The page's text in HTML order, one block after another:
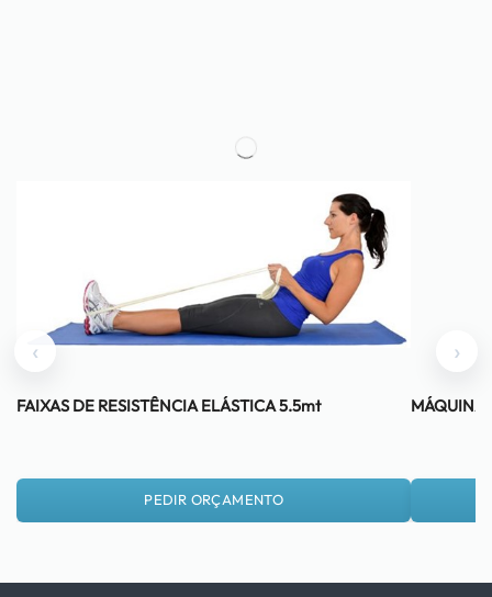
FAIXAS DE RESISTÊNCIA ELÁSTICA 5.5mt
PEDIR ORÇAMENTO
MÁQUINA
‹ ›